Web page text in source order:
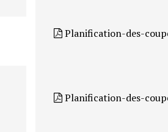
Planification-des-
Planification-des-